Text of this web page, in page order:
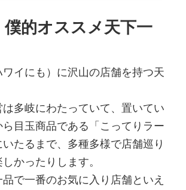
僕的オススメ天下一
ワイにも）に沢山の店舗を持つ天
多岐にわたっていて、置いてい
ら目玉商品である「こってりラー
いたるまで、多種多様で店舗巡り
かったりします。
で一番のお気に入り店舗といえ